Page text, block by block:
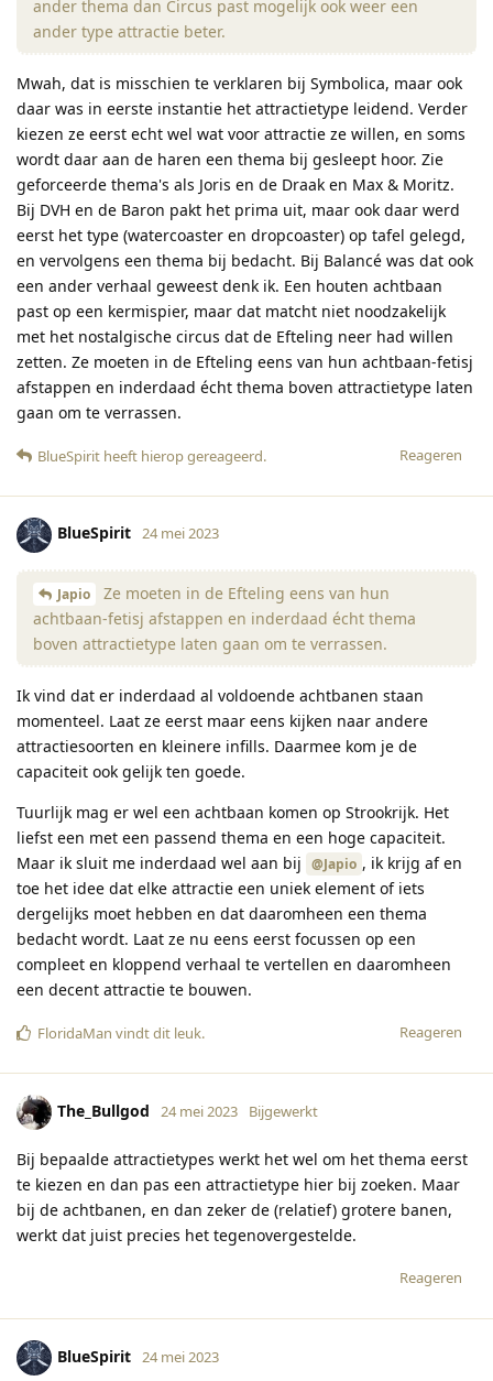
ander thema dan Circus past mogelijk ook weer een
ander type attractie beter.
Mwah, dat is misschien te verklaren bij Symbolica, maar ook
daar was in eerste instantie het attractietype leidend. Verder
kiezen ze eerst echt wel wat voor attractie ze willen, en soms
wordt daar aan de haren een thema bij gesleept hoor. Zie
geforceerde thema's als Joris en de Draak en Max & Moritz.
Bij DVH en de Baron pakt het prima uit, maar ook daar werd
eerst het type (watercoaster en dropcoaster) op tafel gelegd,
en vervolgens een thema bij bedacht. Bij Balancé was dat ook
een ander verhaal geweest denk ik. Een houten achtbaan
past op een kermispier, maar dat matcht niet noodzakelijk
met het nostalgische circus dat de Efteling neer had willen
zetten. Ze moeten in de Efteling eens van hun achtbaan-fetisj
afstappen en inderdaad écht thema boven attractietype laten
gaan om te verrassen.
Reageren
BlueSpirit heeft hierop gereageerd.
BlueSpirit 24 mei 2023
Japio
Ze moeten in de Efteling eens van hun
achtbaan-fetisj afstappen en inderdaad écht thema
boven attractietype laten gaan om te verrassen.
Ik vind dat er inderdaad al voldoende achtbanen staan
momenteel. Laat ze eerst maar eens kijken naar andere
attractiesoorten en kleinere infills. Daarmee kom je de
capaciteit ook gelijk ten goede.
Tuurlijk mag er wel een achtbaan komen op Strookrijk. Het
liefst een met een passend thema en een hoge capaciteit.
Maar ik sluit me inderdaad wel aan bij @Japio , ik krijg af en
toe het idee dat elke attractie een uniek element of iets
dergelijks moet hebben en dat daaromheen een thema
bedacht wordt. Laat ze nu eens eerst focussen op een
compleet en kloppend verhaal te vertellen en daaromheen
een decent attractie te bouwen.
Reageren
FloridaMan vindt dit leuk.
The_Bullgod 24 mei 2023 Bijgewerkt
Bij bepaalde attractietypes werkt het wel om het thema eerst
te kiezen en dan pas een attractietype hier bij zoeken. Maar
bij de achtbanen, en dan zeker de (relatief) grotere banen,
werkt dat juist precies het tegenovergestelde.
Reageren
BlueSpirit 24 mei 2023